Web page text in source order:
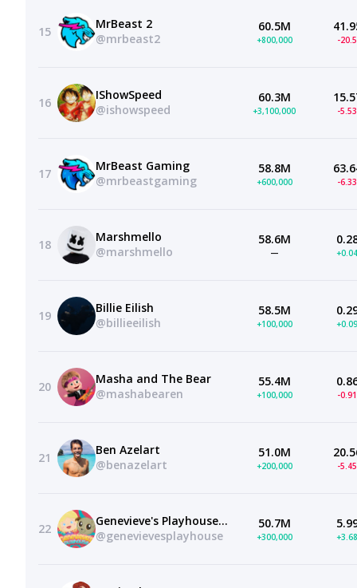
15
MrBeast 2
@mrbeast2
60.5M
+800,000 -
16
IShowSpeed
@ishowspeed
60.3M
+3,100,000 -
17
MrBeast Gaming
@mrbeastgaming
58.8M
+600,000 -
18
Marshmello
@marshmello
58.6M
—
19
Billie Eilish
@billieeilish
58.5M
+100,000
20
Masha and The Bear
@mashabearen
55.4M
+100,000 -
21
Ben Azelart
@benazelart
51.0M
+200,000 -
22
Genevieve's Playhouse — Learning Videos for Kids
@genevievesplayhouse
50.7M
+300,000